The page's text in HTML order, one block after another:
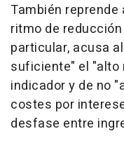
También
ritmo de
particular, acusa
suficiente" el "alto
indicador y de no
costes por
desfase entre